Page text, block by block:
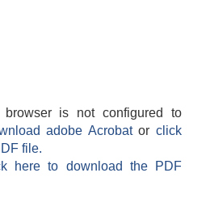
is not configured to
adobe Acrobatorclick
file.
here to download the PDF